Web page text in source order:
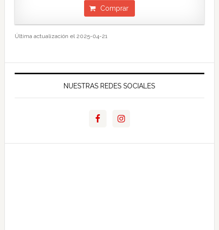
Comprar
Última actualización el 2025-04-21
NUESTRAS REDES SOCIALES